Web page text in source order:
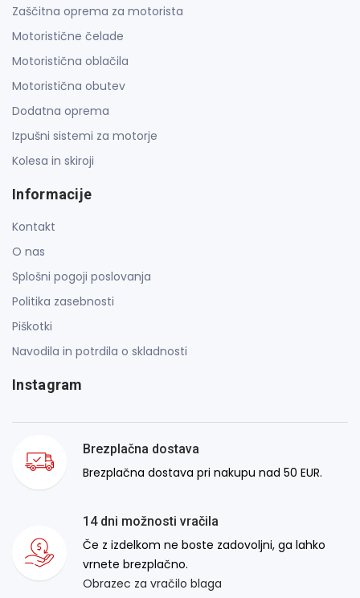
Zaščitna oprema za motorista
Motoristične čelade
Motoristična oblačila
Motoristična obutev
Dodatna oprema
Izpušni sistemi za motorje
Kolesa in skiroji
Informacije
Kontakt
O nas
Splošni pogoji poslovanja
Politika zasebnosti
Piškotki
Navodila in potrdila o skladnosti
Instagram
Brezplačna dostava
Brezplačna dostava pri nakupu nad 50 EUR.
14 dni možnosti vračila
Če z izdelkom ne boste zadovoljni, ga lahko
vrnete brezplačno.
Obrazec za vračilo blaga